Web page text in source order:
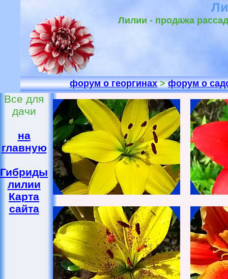
Лилии - продажа
форум о георгинах>форум о
Все для
дачи
на
главную
Гибриды
лилии
Карта
сайта